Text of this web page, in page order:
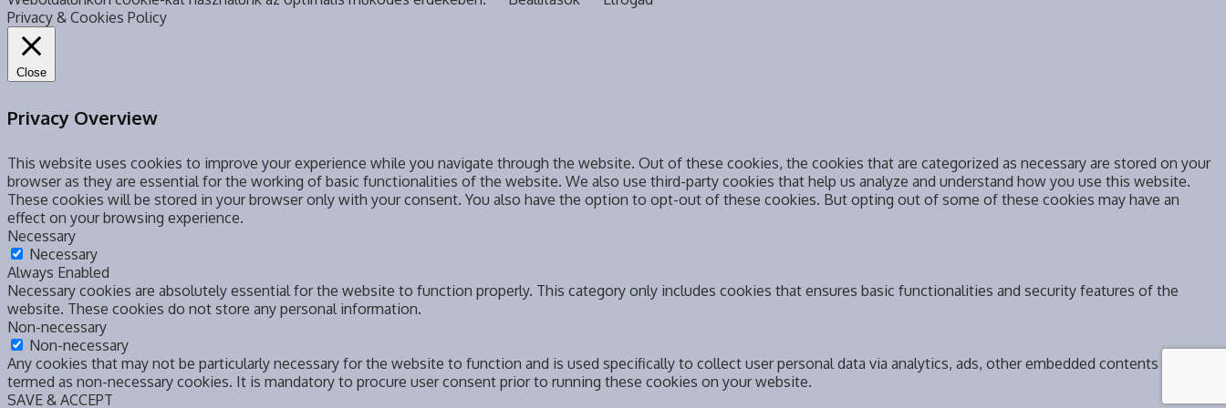
Privacy & Cookies Policy
Close
Privacy Overview
This website uses cookies to improve your experience while you navigate through the website. Out of these cookies, the cookies that are categorized as necessary are stored on your
browser as they are essential for the working of basic functionalities of the website. We also use third-party cookies that help us analyze and understand how you use this website.
These cookies will be stored in your browser only with your consent. You also have the option to opt-out of these cookies. But opting out of some of these cookies may have an
effect on your browsing experience.
Necessary
Necessary
Always Enabled
Necessary cookies are absolutely essential for the website to function properly. This category only includes cookies that ensures basic functionalities and security features of the
website. These cookies do not store any personal information.
Non-necessary
Non-necessary
Any cookies that may not be particularly necessary for the website to function and is used specifically to collect user personal data via analytics, ads, other embedded contents are
termed as non-necessary cookies. It is mandatory to procure user consent prior to running these cookies on your website.
SAVE & ACCEPT